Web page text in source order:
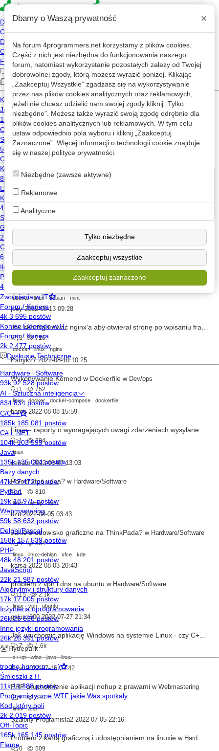
4p
Forum
Kategorie Wszystkie Wątki z: linux
18
2.3k
c++
linux
ksh 2022-08-25 18:41
Linux, opcje terminala na które termios nie ma wpływu?
12
1.7k
c
linux termios
elwis
docker
linux bash dockerfile
reklamowka_na_wietrze 2022-08-19 13:05
0
577
ubuntu
linux debian mint
joey 2022-08-13 09:28
3
716
docker
linux nginx
Patryk27 2022-08-10 10:25
Wykonywanie Komend w Dockerfile w Dev/ops
1
752
linux
docker docker-compose dockerfile
baroo 2022-08-08 15:59
1
394
linux
cerrato 2022-08-07 13:03
Poleci ktoś vpna? w Hardware/Software
1
810
linux
laptop vpn
bzu 2022-08-05 03:43
Jakie środowisko graficzne na ThinkPada? w Hardware/Software
4
834
linux
linux-debian xfce kde
karsa 2022-08-03 20:43
problem z vpn i dns na ubuntu w Hardware/Software
15
2.1k
linux
vpn ubuntu
gajusz800 2022-07-27 21:34
7
1.6k
c++qt
wine java linux
Ktos 2022-07-16 07:42
PHP uruchomienie aplikacji nohup z prawami w Webmastering
1
570
linux
php
Szalony Programista2 2022-07-05 22:16
Problem z kartą graficzną i udostępnianiem na linuxie w Hardware/Software
0
509
Dbamy o Waszą prywatność ×
Na forum 4programmers.net korzystamy z plików cookies.
Część z nich jest niezbędna do funkcjonowania naszego
forum, natomiast wykorzystanie pozostałych zależy od Twojej
dobrowolnej zgody, którą możesz wyrazić poniżej. Klikając
„Zaakceptuj Wszystkie” zgadzasz się na wykorzystywanie
przez nas plików cookies analitycznych oraz reklamowych,
jeżeli nie chcesz udzielić nam swojej zgody kliknij „Tylko
niezbędne”. Możesz także wyrazić swoją zgodę odrębnie dla
plików cookies analitycznych lub reklamowych. W tym celu
ustaw odpowiednio pola wyboru i kliknij „Zaakceptuj
Zaznaczone”. Więcej informacji o technologii cookie znajduje
się w naszej polityce prywatności.
Niezbędne (zawsze aktywne)
Reklamowe
Analityczne
Tylko niezbędne
Zaakceptuj wszystkie
Zaakceptuj zaznaczone